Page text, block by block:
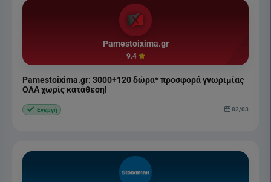
Pamestoixima.gr
9.4
Pamestoixima.gr: 3000+120 δώρα* προσφορά γνωριμίας
ΟΛΑ χωρίς κατάθεση!
Ενεργή 02/03